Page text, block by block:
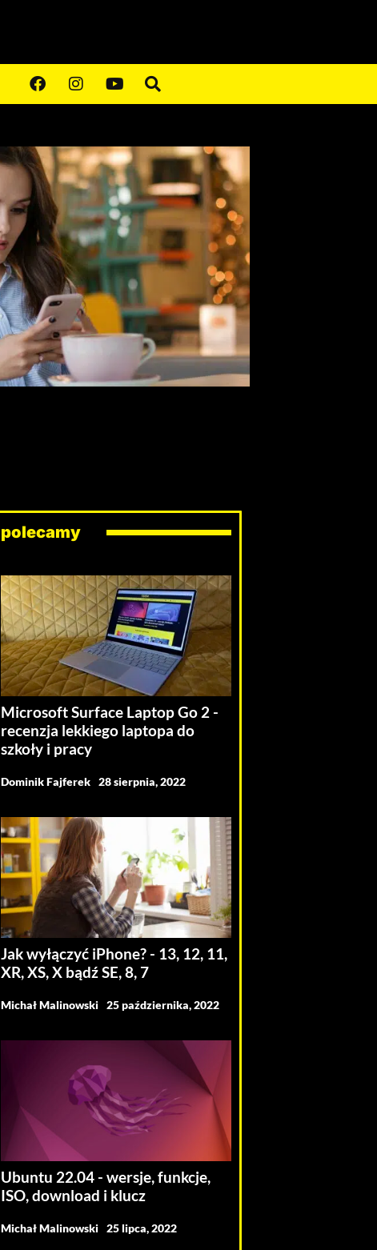
polecamy
Microsoft Surface Laptop Go 2 -
recenzja lekkiego laptopa do
szkoły i pracy
Dominik Fajferek 28 sierpnia, 2022
Jak wyłączyć iPhone? - 13, 12, 11,
XR, XS, X bądź SE, 8, 7
Michał Malinowski 25 października, 2022
Ubuntu 22.04 - wersje, funkcje,
ISO, download i klucz
Michał Malinowski 25 lipca, 2022